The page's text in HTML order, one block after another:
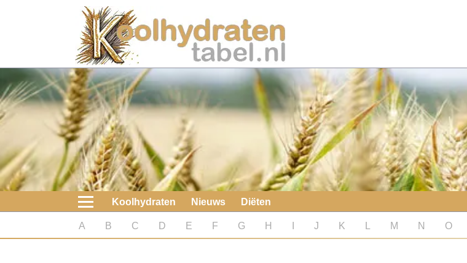
Koolhydraten
Nieuws
Koolhydraatarme diëten
Boeken
koolhydraatarme diëten
Diabetes test
Koolhydraten Nieuws Diëten
A B C D E F G H J K M N O